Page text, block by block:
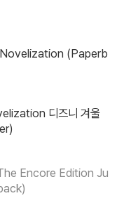
(Paperb
디즈니 겨울
Encore Edition Ju